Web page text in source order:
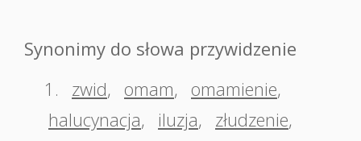
Synonimy do słowa przywidzenie
1.
zwid, omam, omamienie,
halucynacja, iluzja, złudzenie,